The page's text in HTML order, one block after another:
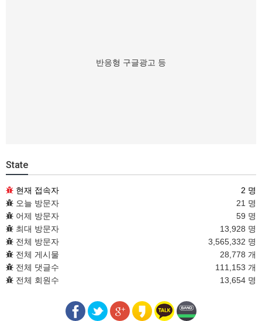
반응형 구글광고 등
State
현재 접속자
2 명
오늘 방문자
21 명
어제 방문자
59 명
최대 방문자
13,928 명
전체 방문자
3,565,332 명
전체 게시물
28,778 개
전체 댓글수
111,153 개
전체 회원수
13,654 명